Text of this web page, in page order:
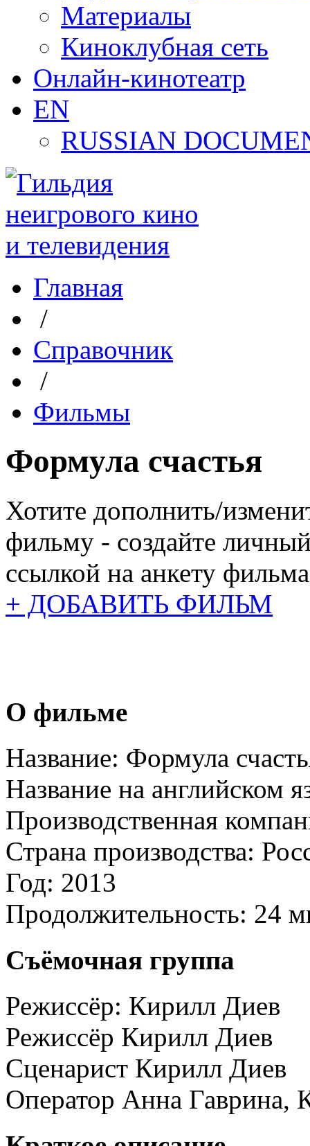
Материалы
Киноклубная сеть
Онлайн-кинотеатр
EN
RUSSIAN
Главная
/
Справочник
/
Фильмы
Формула счастья
Хотите дополнить/
фильму - создайте
ссылкой на анкету
+ ДОБАВИТЬ ФИЛЬМ
О фильме
Название: Формула
Название на английском
Производственная
Страна производства:
Год: 2013
Продолжительность: 24
Съёмочная группа
Режиссёр: Кирилл Диев
Режиссёр Кирилл Диев
Сценарист Кирилл Диев
Оператор Анна Гаврина,